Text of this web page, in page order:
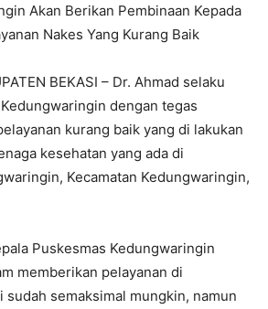
Akan Berikan Pembinaan Kepada
Nakes Yang Kurang Baik
BEKASI – Dr. Ahmad selaku
dengan tegas
kurang baik yang di lakukan
kesehatan yang ada di
Kecamatan Kedungwaringin,
Puskesmas Kedungwaringin
memberikan pelayanan di
sudah semaksimal mungkin, namun